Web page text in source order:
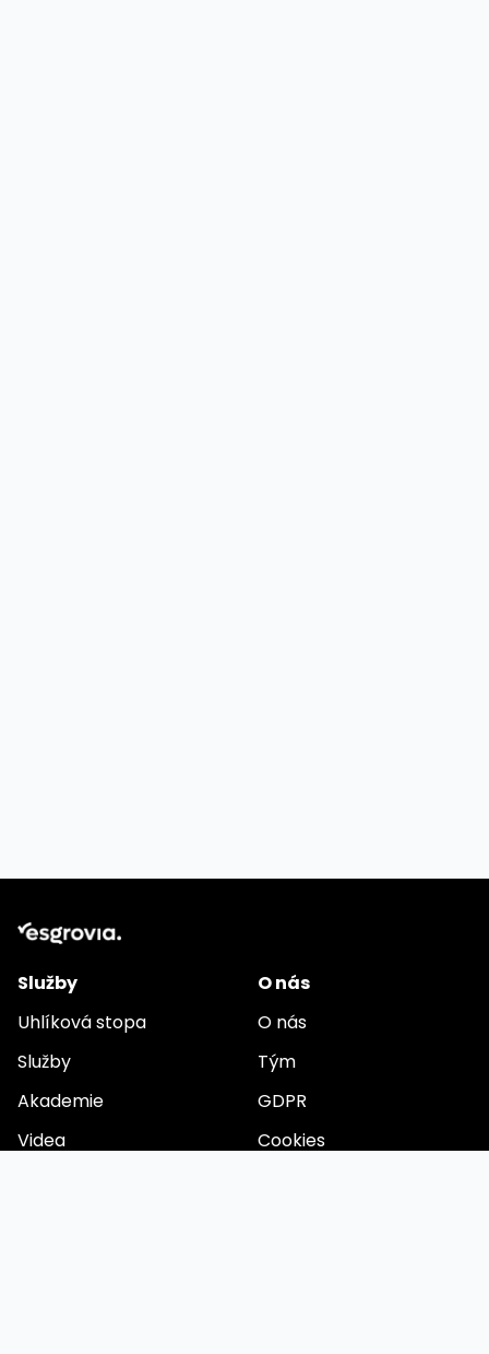
Služby
Uhlíková stopa
Služby
Akademie
Videa
O nás
O nás
Tým
GDPR
Cookies